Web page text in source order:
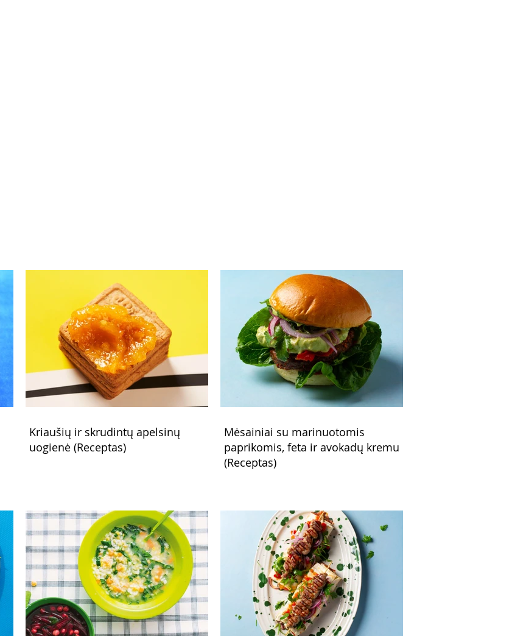
Kriaušių ir skrudintų apelsinų
uogienė (Receptas)
Mėsainiai su marinuotomis
paprikomis, feta ir avokadų kremu
(Receptas)